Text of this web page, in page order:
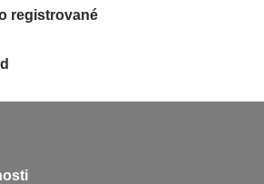
registrované